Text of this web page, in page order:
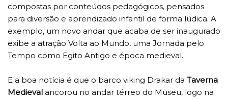
compostas por conteúdos pedagógicos, pensados
para diversão e aprendizado infantil de forma lúdica. A
exemplo, um novo andar que acaba de ser inaugurado
exibe a atração Volta ao Mundo, uma Jornada pelo
Tempo como Egito Antigo e época medieval.
E a boa notícia é que o barco viking Drakar da Taverna
Medieval ancorou no andar térreo do Museu, logo na